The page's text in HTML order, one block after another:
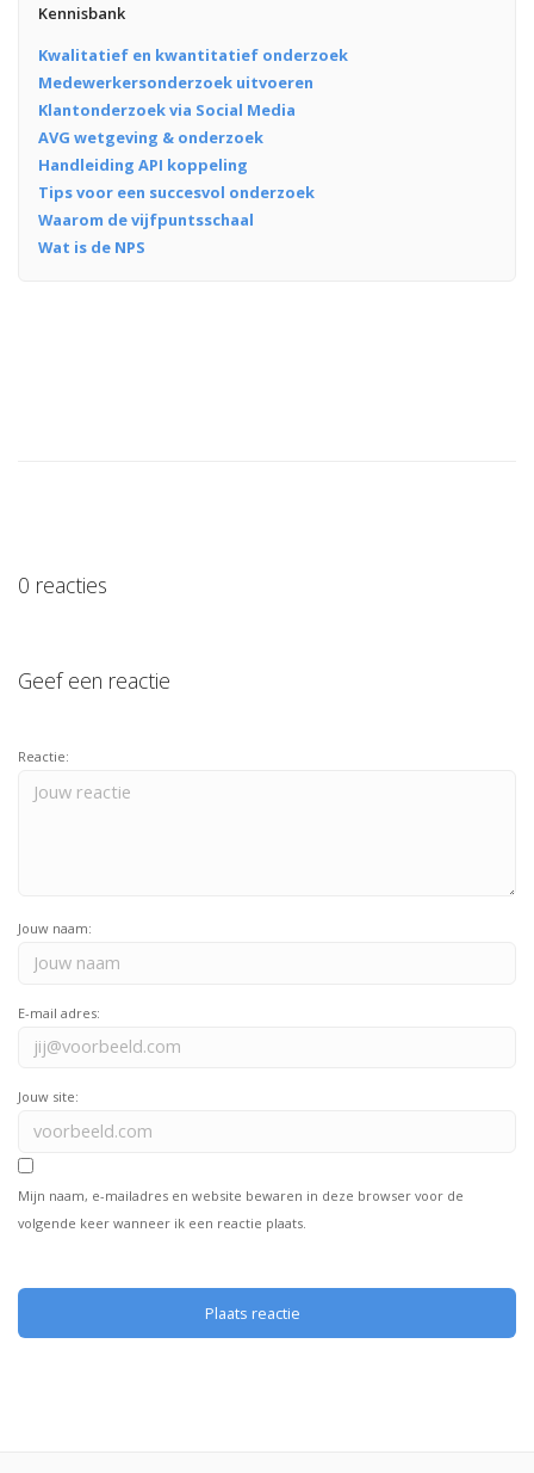
Kennisbank
Kwalitatief en kwantitatief onderzoek
Medewerkersonderzoek uitvoeren
Klantonderzoek via Social Media
AVG wetgeving & onderzoek
Handleiding API koppeling
Tips voor een succesvol onderzoek
Waarom de vijfpuntsschaal
Wat is de NPS
0 reacties
Geef een reactie
Reactie:
Jouw naam:
E-mail adres:
Jouw site:
Mijn naam, e-mailadres en website bewaren in deze browser voor de
volgende keer wanneer ik een reactie plaats.